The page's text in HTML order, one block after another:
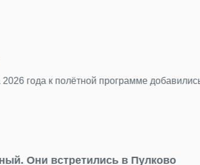
Турции
путешественникам, Анкара остается в